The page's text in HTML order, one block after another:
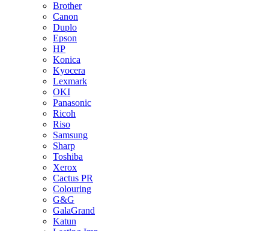
Brother
Canon
Duplo
Epson
HP
Konica
Kyocera
Lexmark
OKI
Panasonic
Ricoh
Riso
Samsung
Sharp
Toshiba
Xerox
Cactus PR
Colouring
G&G
GalaGrand
Katun